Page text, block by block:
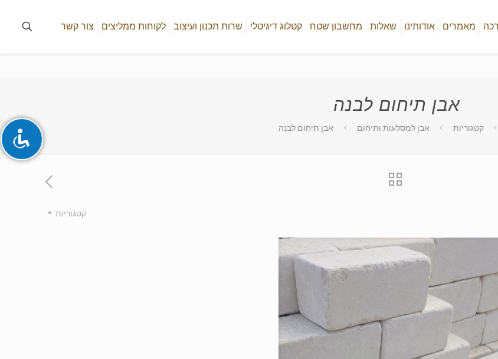
מאמרים אודותינו שאלות מחשבון שטח קטלוג דיגיטלי שרות תכנון ועיצוב לקוחות ממליצים צור קשר
אבן תיחום לבנה
קטגוריות אבן למסלעות ותיחום אבן תיחום לבנה
קטגוריות